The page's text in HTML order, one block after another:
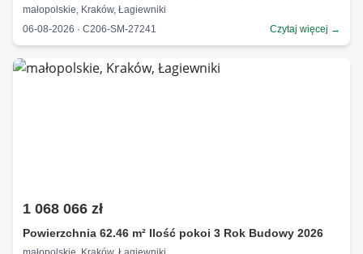
małopolskie, Kraków, Łagiewniki
06-08-2026 · C206-SM-27241
Czytaj więcej →
1 068 066 zł
Powierzchnia 62.46 m² Ilość pokoi 3 Rok Budowy 2026